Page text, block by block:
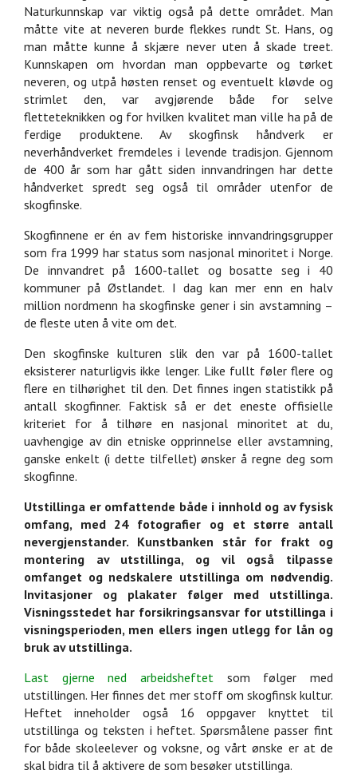
Naturkunnskap var viktig også på dette området. Man
måtte vite at neveren burde flekkes rundt St. Hans, og
man måtte kunne å skjære never uten å skade treet.
Kunnskapen om hvordan man oppbevarte og tørket
neveren, og utpå høsten renset og eventuelt kløvde og
strimlet den, var avgjørende både for selve
fletteteknikken og for hvilken kvalitet man ville ha på de
ferdige produktene. Av skogfinsk håndverk er
neverhåndverket fremdeles i levende tradisjon. Gjennom
de 400 år som har gått siden innvandringen har dette
håndverket spredt seg også til områder utenfor de
skogfinske.
Skogfinnene er én av fem historiske innvandringsgrupper
som fra 1999 har status som nasjonal minoritet i Norge.
De innvandret på 1600-tallet og bosatte seg i 40
kommuner på Østlandet. I dag kan mer enn en halv
million nordmenn ha skogfinske gener i sin avstamning –
de fleste uten å vite om det.
Den skogfinske kulturen slik den var på 1600-tallet
eksisterer naturligvis ikke lenger. Like fullt føler flere og
flere en tilhørighet til den. Det finnes ingen statistikk på
antall skogfinner. Faktisk så er det eneste offisielle
kriteriet for å tilhøre en nasjonal minoritet at du,
uavhengige av din etniske opprinnelse eller avstamning,
ganske enkelt (i dette tilfellet) ønsker å regne deg som
skogfinne.
Utstillinga er omfattende både i innhold og av fysisk
omfang, med 24 fotografier og et større antall
nevergjenstander. Kunstbanken står for frakt og
montering av utstillinga, og vil også tilpasse
omfanget og nedskalere utstillinga om nødvendig.
Invitasjoner og plakater følger med utstillinga.
Visningsstedet har forsikringsansvar for utstillinga i
visningsperioden, men ellers ingen utlegg for lån og
bruk av utstillinga.
Last gjerne ned arbeidsheftet som følger med
utstillingen. Her finnes det mer stoff om skogfinsk kultur.
Heftet inneholder også 16 oppgaver knyttet til
utstillinga og teksten i heftet. Spørsmålene passer fint
for både skoleelever og voksne, og vårt ønske er at de
skal bidra til å aktivere de som besøker utstillinga.